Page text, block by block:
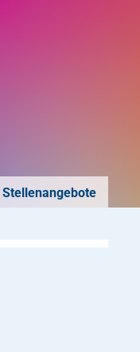
Stellenangebote